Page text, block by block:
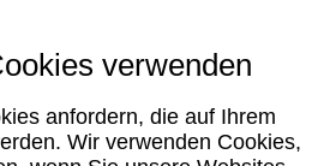
verwenden
anfordern, die auf Ihrem
Wir verwenden Cookies,